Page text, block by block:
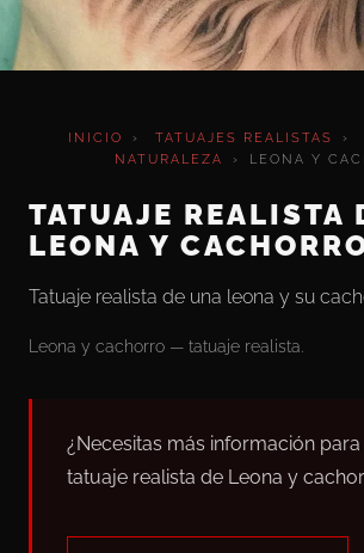
INICIO › TATUAJES REALISTAS ›
NATURALEZA
› LEONA Y
TATUAJE REALISTA
LEONA Y
Tatuaje realista de una leona y su
Leona y cachorro — tatuaje realista.
¿Necesitas más información
tatuaje realista de Leona y